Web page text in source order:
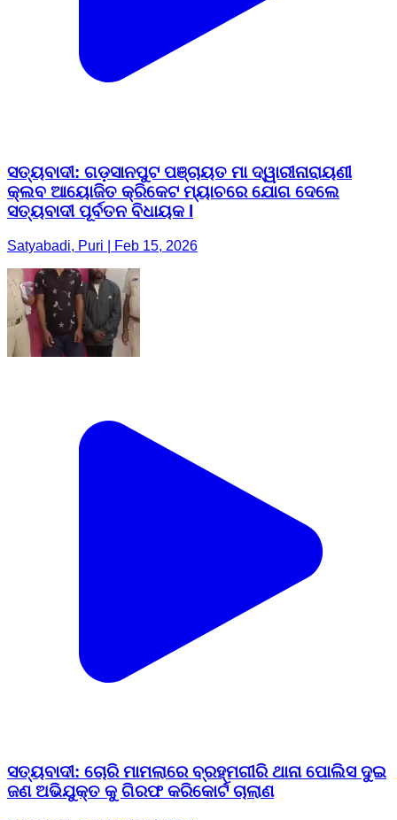
ସତ୍ୟବାଦୀ: ଗଡ଼ସାନପୁଟ ପଞ୍ଚାୟତ ମା ଦ୍ୱାରୀନାରାୟଣୀ
କ୍ଲବ ଆୟୋଜିତ କ୍ରିକେଟ ମ୍ୟାଚରେ ଯୋଗ ଦେଲେ
ସତ୍ୟବାଦୀ ପୂର୍ବତନ ବିଧାୟକ l
Satyabadi, Puri | Feb 15, 2026
ସତ୍ୟବାଦୀ: ଚୋରି ମାମଲାରେ ବ୍ରହ୍ମଗୀରି ଥାନା ପୋଲିସ ଦୁଇ
ଜଣ ଅଭିଯୁକ୍ତ କୁ ଗିରଫ କରିକୋର୍ଟ ଚାଲାଣ